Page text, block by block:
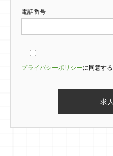
電話番号
プライバシーポリシーに同意する